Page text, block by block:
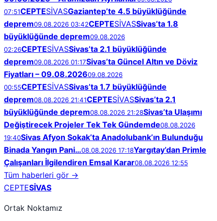
07:51CEPTESİVASGaziantep’te 4.5 büyüklüğünde
deprem09.08.2026 03:42CEPTESİVASSivas’ta 1.8
büyüklüğünde deprem09.08.2026
02:26CEPTESİVASSivas’ta 2.1 büyüklüğünde
deprem09.08.2026 01:17Sivas’ta Güncel Altın ve Döviz
Fiyatları – 09.08.202609.08.2026
00:55CEPTESİVASSivas’ta 1.7 büyüklüğünde
deprem08.08.2026 21:41CEPTESİVASSivas’ta 2.1
büyüklüğünde deprem08.08.2026 21:28Sivas’ta Ulaşımı
Değiştirecek Projeler Tek Tek Gündemde08.08.2026
19:40Sivas Afyon Sokak’ta Anadolubank’ın Bulunduğu
Binada Yangın Pani…08.08.2026 17:18Yargıtay’dan Primle
Çalışanları İlgilendiren Emsal Karar08.08.2026 12:55
Tüm haberleri gör →
CEPTESİVAS
Ortak Noktamız